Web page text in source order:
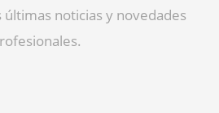
noticias y novedades